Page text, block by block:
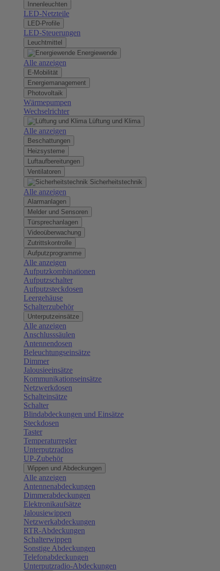
Innenleuchten
LED-Netzteile
LED-Profile
LED-Steuerungen
Leuchtmittel
Energiewende
Alle anzeigen
E-Mobilität
Energiemanagement
Photovoltaik
Wärmepumpen
Wechselrichter
Lüftung und Klima
Alle anzeigen
Beschattungen
Heizsysteme
Luftaufbereitungen
Ventilatoren
Sicherheitstechnik
Alle anzeigen
Alarmanlagen
Melder und Sensoren
Türsprechanlagen
Videoüberwachung
Zutrittskontrolle
Aufputzprogramme
Alle anzeigen
Aufputzkombinationen
Aufputzschalter
Aufputzsteckdosen
Leergehäuse
Schalterzubehör
Unterputzeinsätze
Alle anzeigen
Anschlusssäulen
Antennendosen
Beleuchtungseinsätze
Dimmer
Jalousieeinsätze
Kommunikationseinsätze
Netzwerkdosen
Schalteinsätze
Schalter
Blindabdeckungen und Einsätze
Steckdosen
Taster
Temperaturregler
Unterputzradios
UP-Zubehör
Wippen und Abdeckungen
Alle anzeigen
Antennenabdeckungen
Dimmerabdeckungen
Elektronikaufsätze
Jalousiewippen
Netzwerkabdeckungen
RTR-Abdeckungen
Schalterwippen
Sonstige Abdeckungen
Telefonabdeckungen
Unterputzradio-Abdeckungen